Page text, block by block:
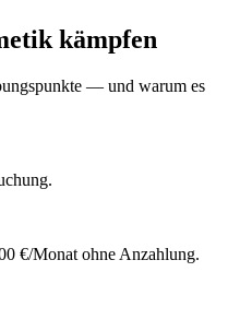
kämpfen
— und warum es
€/Monat ohne Anzahlung.